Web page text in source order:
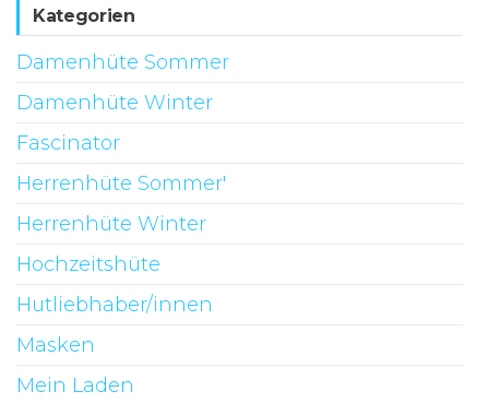
Kategorien
Damenhüte Sommer
Damenhüte Winter
Fascinator
Herrenhüte Sommer'
Herrenhüte Winter
Hochzeitshüte
Hutliebhaber/innen
Masken
Mein Laden